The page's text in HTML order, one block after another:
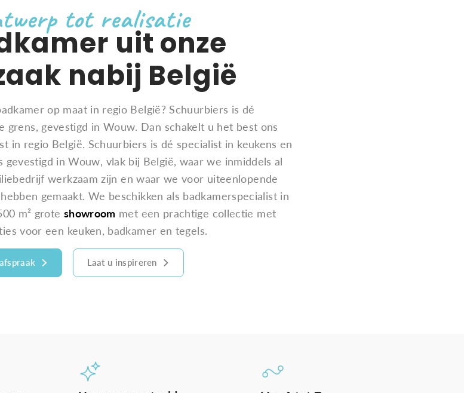
tot realisatie
uit onze
nabij België
op maat in regio België? Schuurbiers is dé
grens, gevestigd in Wouw. Dan schakelt u het best ons
in regio België. Schuurbiers is dé specialist in keukens en
gevestigd in Wouw, vlak bij België, waar we inmiddels al
werkzaam zijn en waar we voor uiteenlopende
gemaakt. We beschikken als badkamerspecialist in
m² grote showroom met een prachtige collectie met
voor een keuken, badkamer en tegels.
Laat u inspireren